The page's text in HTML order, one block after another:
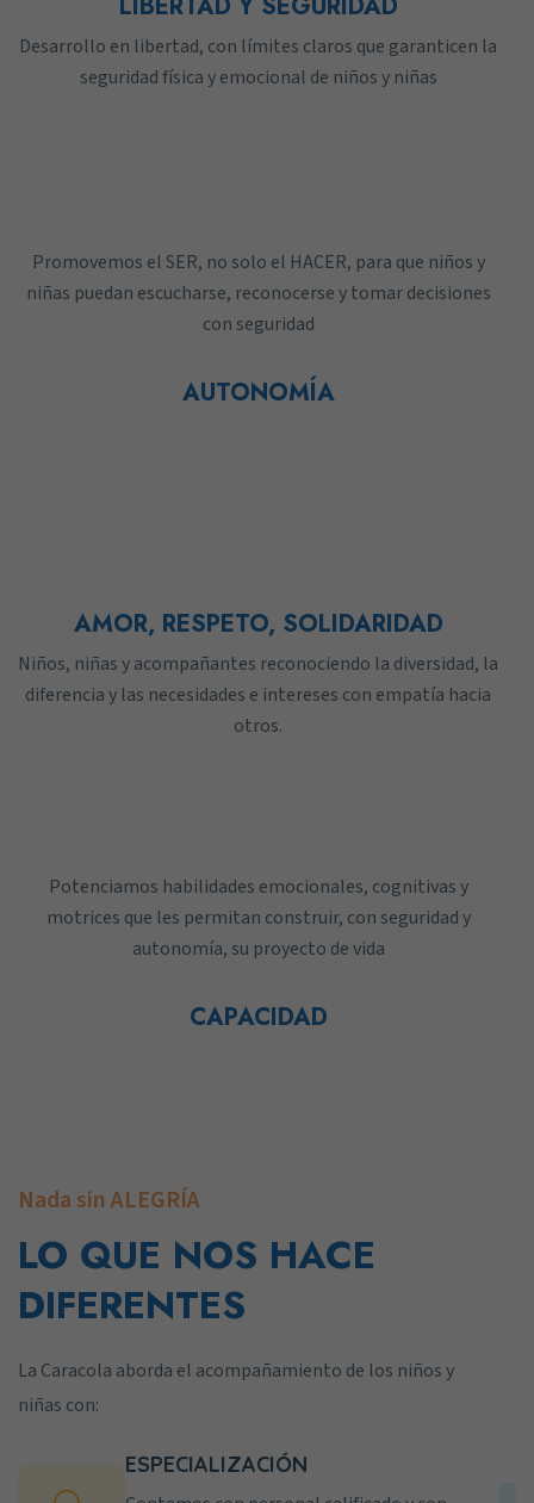
Desarrollo en libertad, con límites claros que garanticen la
seguridad física y emocional de niños y niñas
Promovemos el SER, no solo el HACER, para que niños y
niñas puedan escucharse, reconocerse y tomar decisiones
con seguridad
AUTONOMÍA
AMOR, RESPETO, SOLIDARIDAD
Niños, niñas y acompañantes reconociendo la diversidad, la
diferencia y las necesidades e intereses con empatía hacia
otros.
Potenciamos habilidades emocionales, cognitivas y
motrices que les permitan construir, con seguridad y
autonomía, su proyecto de vida
CAPACIDAD
Nada sin ALEGRÍA
LO QUE NOS HACE
DIFERENTES
La Caracola aborda el acompañamiento de los niños y
niñas con:
ESPECIALIZACIÓN